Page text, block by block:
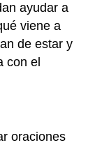
ayudar a
viene a
de estar y
con el
oraciones